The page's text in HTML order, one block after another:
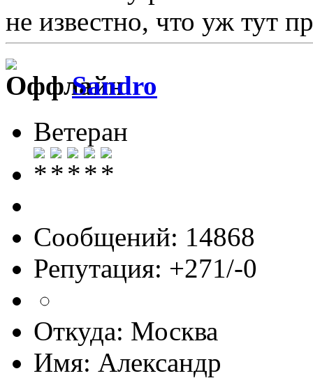
не известно, что уж тут
Sandro
Ветеран
Сообщений: 14868
Репутация: +271/-0
Откуда: Москва
Имя: Александр